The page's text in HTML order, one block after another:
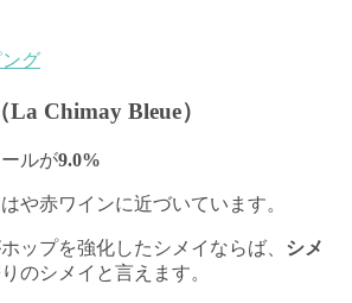
ング
Chimay Bleue）
ルが9.0%
や赤ワインに近づいています。
ップを強化したシメイならば、 シメ
のシメイと言えます。